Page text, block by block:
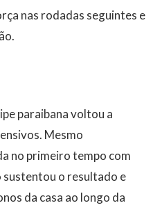
nas rodadas seguintes e
paraibana voltou a
Mesmo
no primeiro tempo com
o resultado e
da casa ao longo da